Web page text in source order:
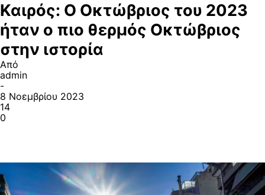
Καιρός: Ο Οκτώβριος του 2023
ήταν ο πιο θερμός Οκτώβριος
στην ιστορία
Από
admin
-
8 Νοεμβρίου 2023
14
0